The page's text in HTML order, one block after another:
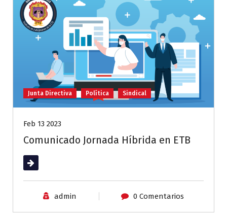
Junta Directiva Política Sindical
Feb 13 2023
Comunicado Jornada Híbrida en ETB
Leer más
admin 0 Comentarios